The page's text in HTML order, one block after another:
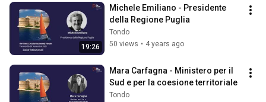
19:26
Michele Emiliano - Presidente
della Regione Puglia
Tondo
50 views • 4 years ago
Mara Carfagna - Ministero per il
Sud e per la coesione territoriale
Tondo